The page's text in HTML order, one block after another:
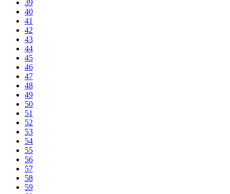
39
40
41
42
43
44
45
46
47
48
49
50
51
52
53
54
55
56
57
58
59